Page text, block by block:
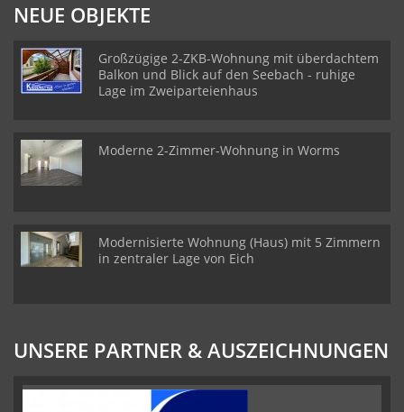
NEUE OBJEKTE
Großzügige 2-ZKB-Wohnung mit überdachtem
Balkon und Blick auf den Seebach - ruhige
Lage im Zweiparteienhaus
Moderne 2-Zimmer-Wohnung in Worms
Modernisierte Wohnung (Haus) mit 5 Zimmern
in zentraler Lage von Eich
UNSERE PARTNER & AUSZEICHNUNGEN